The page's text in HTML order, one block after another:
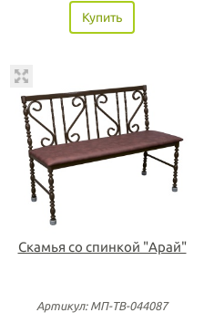
Купить
Скамья со спинкой "Арай"
Артикул: МП-ТВ-044087